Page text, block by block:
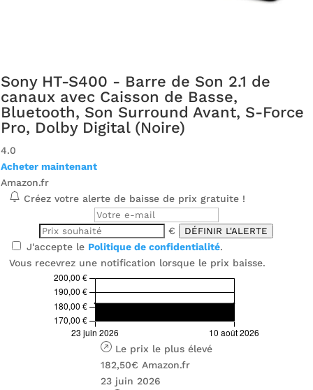
Sony HT-S400 - Barre de Son 2.1 de
canaux avec Caisson de Basse,
Bluetooth, Son Surround Avant, S-Force
Pro, Dolby Digital (Noire)
4.0
Acheter maintenant
Amazon.fr
Créez votre alerte de baisse de prix gratuite !
€ DÉFINIR L'ALERTE
J'accepte le Politique de confidentialité.
Vous recevrez une notification lorsque le prix baisse.
Le prix le plus élevé
182,50€ Amazon.fr
23 juin 2026